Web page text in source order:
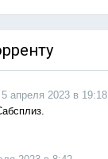
апреля 2023 в 19:18